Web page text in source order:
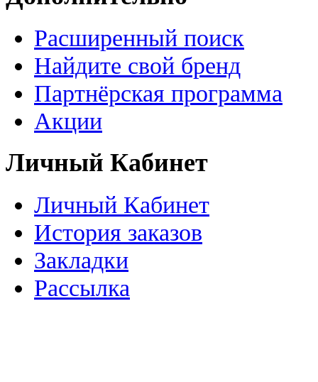
Расширенный поиск
Найдите свой бренд
Партнёрская программа
Акции
Личный Кабинет
Личный Кабинет
История заказов
Закладки
Рассылка